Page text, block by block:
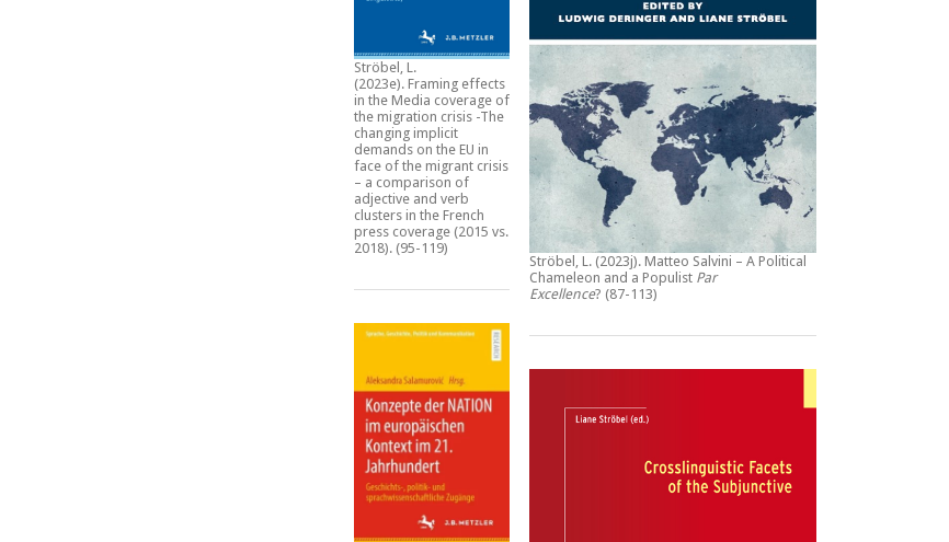
Ströbel, L.
(2023e). Framing effects
in the Media coverage of
the migration crisis -The
changing implicit
demands on the EU in
face of the migrant crisis
– a comparison of
adjective and verb
clusters in the French
press coverage (2015 vs.
2018). (95-119)
Ströbel, L. (2023j). Matteo Salvini – A Political
Chameleon and a Populist Par
Excellence? (87-113)